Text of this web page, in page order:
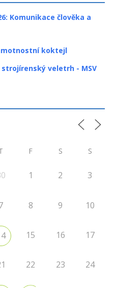
Komunikace člověka a
koktejl
veletrh - MSV
F S S
1 2 3
8 9 10
15 16 17
22 23 24